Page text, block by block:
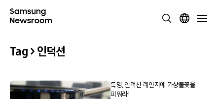
Tag > 인덕션
특명, 인덕션 레인지에 가상불꽃을
피워라!